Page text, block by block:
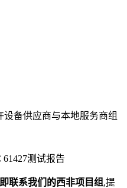
备供应商与本地服务商组
测试报告
联系我们的西非项目组 ,提